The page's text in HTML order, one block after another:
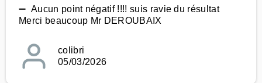
➖ Aucun point négatif !!!! suis ravie du résultat
Merci beaucoup Mr DEROUBAIX
colibri
05/03/2026